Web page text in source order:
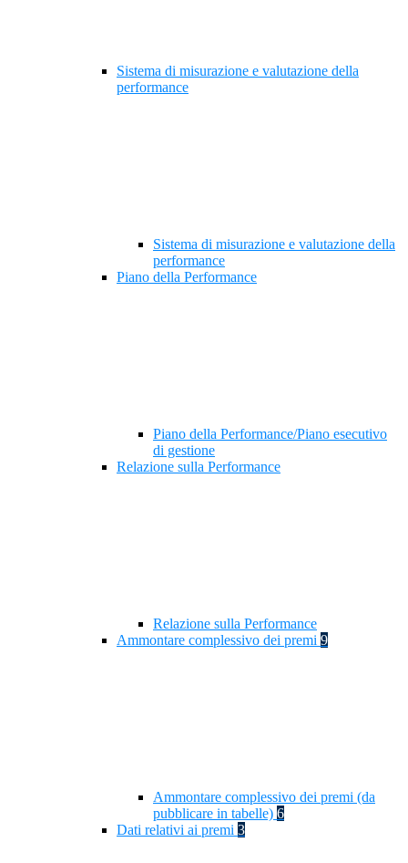
Sistema di misurazione e valutazione della
performance
Sistema di misurazione e valutazione della
performance
Piano della Performance
Piano della Performance/Piano esecutivo
di gestione
Relazione sulla Performance
Relazione sulla Performance
Ammontare complessivo dei premi 9
Ammontare complessivo dei premi (da
pubblicare in tabelle) 6
Dati relativi ai premi 3